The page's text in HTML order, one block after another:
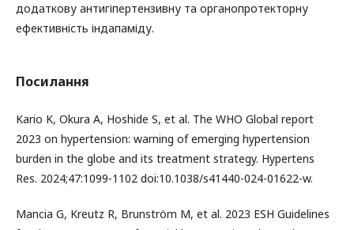
додаткову антигіпертензивну та органопротекторну
ефективність індапаміду.
Посилання
Kario K, Okura A, Hoshide S, et al. The WHO Global report
2023 on hypertension: warning of emerging hypertension
burden in the globe and its treatment strategy. Hypertens
Res. 2024;47:1099-1102 doi:10.1038/s41440-024-01622-w.
Mancia G, Kreutz R, Brunström M, et al. 2023 ESH Guidelines